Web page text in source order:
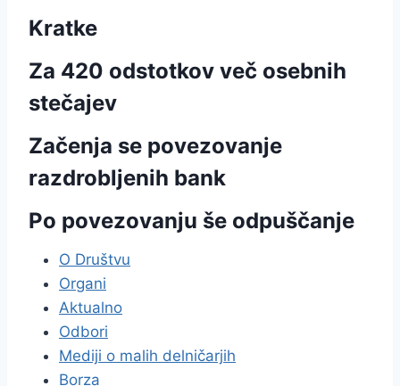
Kratke
Za 420 odstotkov več osebnih
stečajev
Začenja se povezovanje
razdrobljenih bank
Po povezovanju še odpuščanje
O Društvu
Organi
Aktualno
Odbori
Mediji o malih delničarjih
Borza